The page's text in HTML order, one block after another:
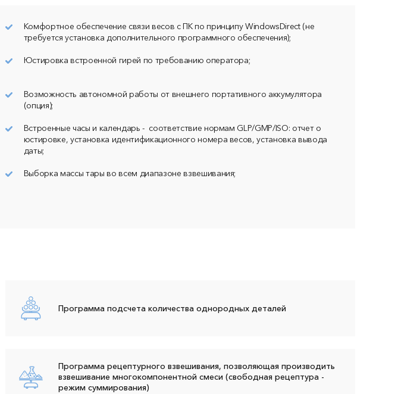
Комфортное обеспечение связи весов с ПК по принципу WindowsDirect (не
требуется установка дополнительного программного обеспечения);
Юстировка встроенной гирей по требованию оператора;
Возможность автономной работы от внешнего портативного аккумулятора
(опция);
Встроенные часы и календарь - соответствие нормам GLP/GMP/ISO: отчет о
юстировке, установка идентификационного номера весов, установка вывода
даты;
Выборка массы тары во всем диапазоне взвешивания;
Программа подсчета количества однородных деталей
Программа рецептурного взвешивания, позволяющая производить
взвешивание многокомпонентной смеси (свободная рецептура -
режим суммирования)
(обязателен при отправке
Отправить